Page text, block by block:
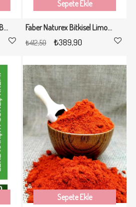
Agarta Doğal Lavanta Cilt Bakım Kremi 75 Ml Faber Naturex Bitkisel Limonlu Elde Bulaşık Temizleyicisi 2.5lt
₺389,90
₺412,50
Sepete Ekle
Sepete Ekle